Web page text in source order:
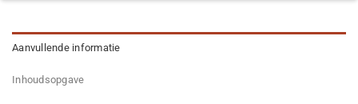
Aanvullende informatie
Inhoudsopgave